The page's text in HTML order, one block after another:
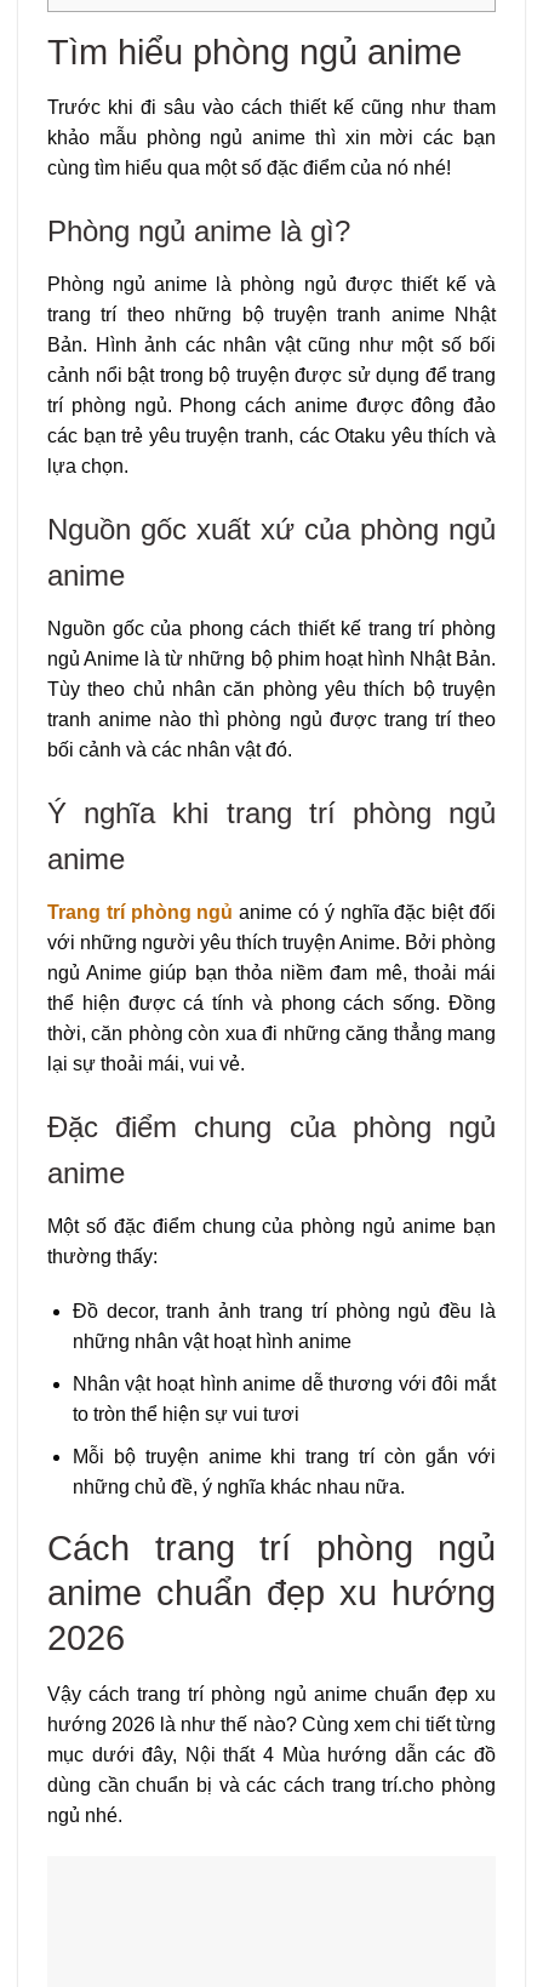
Tìm hiểu phòng ngủ anime
Trước khi đi sâu vào cách thiết kế cũng như tham
khảo mẫu phòng ngủ anime thì xin mời các bạn
cùng tìm hiểu qua một số đặc điểm của nó nhé!
Phòng ngủ anime là gì?
Phòng ngủ anime là phòng ngủ được thiết kế và
trang trí theo những bộ truyện tranh anime Nhật
Bản. Hình ảnh các nhân vật cũng như một số bối
cảnh nổi bật trong bộ truyện được sử dụng để trang
trí phòng ngủ. Phong cách anime được đông đảo
các bạn trẻ yêu truyện tranh, các Otaku yêu thích và
lựa chọn.
Nguồn gốc xuất xứ của phòng ngủ
anime
Nguồn gốc của phong cách thiết kế trang trí phòng
ngủ Anime là từ những bộ phim hoạt hình Nhật Bản.
Tùy theo chủ nhân căn phòng yêu thích bộ truyện
tranh anime nào thì phòng ngủ được trang trí theo
bối cảnh và các nhân vật đó.
Ý nghĩa khi trang trí phòng ngủ
anime
Trang trí phòng ngủ anime có ý nghĩa đặc biệt đối
với những người yêu thích truyện Anime. Bởi phòng
ngủ Anime giúp bạn thỏa niềm đam mê, thoải mái
thể hiện được cá tính và phong cách sống. Đồng
thời, căn phòng còn xua đi những căng thẳng mang
lại sự thoải mái, vui vẻ.
Đặc điểm chung của phòng ngủ
anime
Một số đặc điểm chung của phòng ngủ anime bạn
thường thấy:
Đồ decor, tranh ảnh trang trí phòng ngủ đều là
những nhân vật hoạt hình anime
Nhân vật hoạt hình anime dễ thương với đôi mắt
to tròn thể hiện sự vui tươi
Mỗi bộ truyện anime khi trang trí còn gắn với
những chủ đề, ý nghĩa khác nhau nữa.
Cách trang trí phòng ngủ
anime chuẩn đẹp xu hướng
2026
Vậy cách trang trí phòng ngủ anime chuẩn đẹp xu
hướng 2026 là như thế nào? Cùng xem chi tiết từng
mục dưới đây, Nội thất 4 Mùa hướng dẫn các đồ
dùng cần chuẩn bị và các cách trang trí.cho phòng
ngủ nhé.